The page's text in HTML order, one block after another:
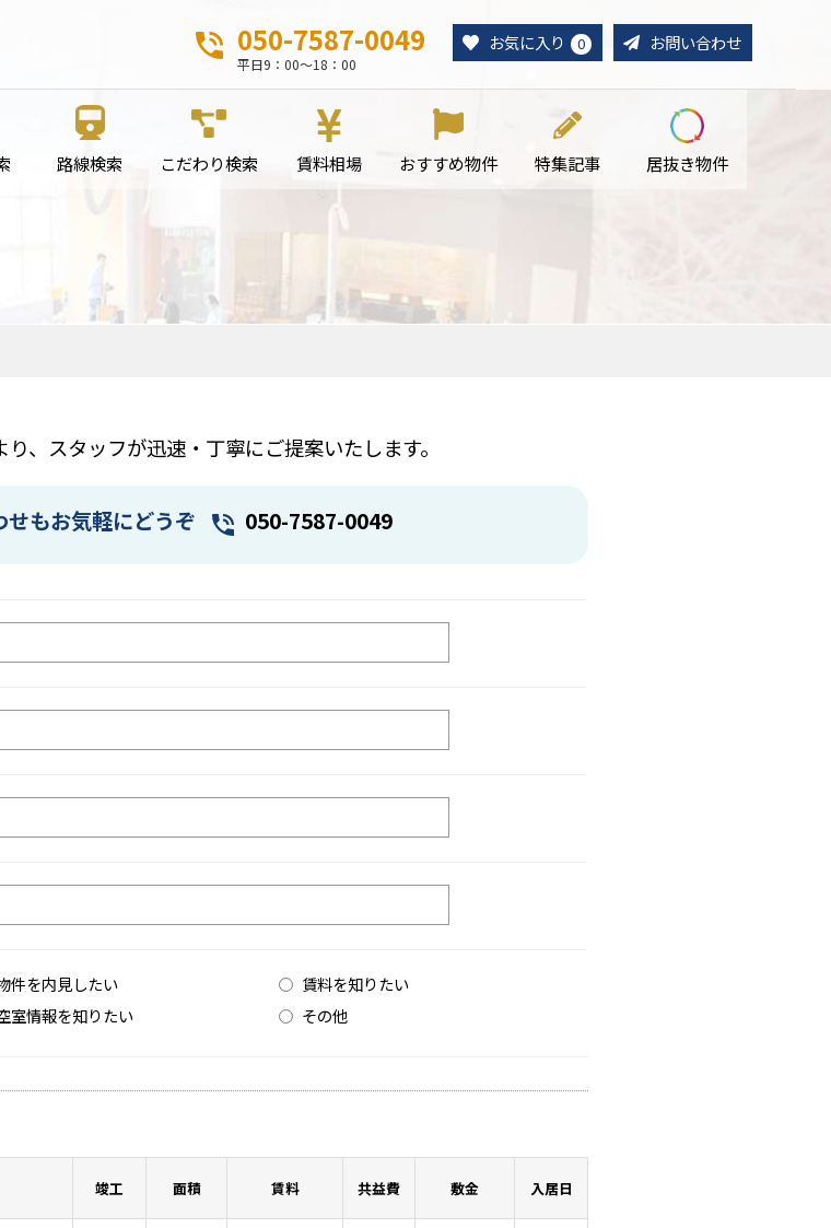
050-7587-0049
平日9：00～18：00
お気に入り 0 お問い合わせ
路線検索 こだわり検索 賃料相場 おすすめ物件 特集記事 居抜き物件
、スタッフが迅速・丁寧にご提案いたします。
もお気軽にどうぞ 050-7587-0049
件を内見したい
賃料を知りたい
室情報を知りたい
その他
竣工 面積 賃料 共益費 敷金 入居日